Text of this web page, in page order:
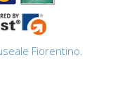
Fiorentino.